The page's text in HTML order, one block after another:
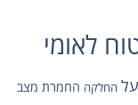
לאומי
החלקה החמרת מצב